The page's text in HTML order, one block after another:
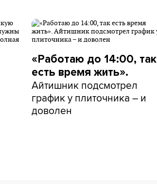
«Работаю до 14:00, так
есть время жить».
Айтишник подсмотрел
график у плиточника – и
доволен